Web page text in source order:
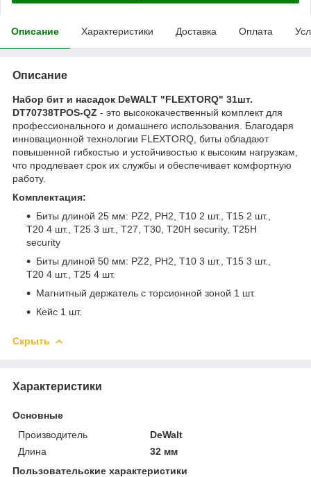
Описание Характеристики Доставка Оплата
Описание
Набор бит и насадок DeWALT "FLEXTORQ" 31шт.
DT70738TPOS-QZ - это высококачественный комплект для
профессионального и домашнего использования. Благодаря
инновационной технологии FLEXTORQ, биты обладают
повышенной гибкостью и устойчивостью к высоким нагрузкам,
что продлевает срок их службы и обеспечивает комфортную
работу.
Комплектация:
Биты длиной 25 мм: PZ2, PH2, T10 2 шт., T15 2 шт.,
T20 4 шт., T25 3 шт., T27, T30, T20H security, T25H
security
Биты длиной 50 мм: PZ2, PH2, T10 3 шт., T15 3 шт.,
T20 4 шт., T25 4 шт.
Магнитный держатель с торсионной зоной 1 шт.
Кейс 1 шт.
Скрыть
Характеристики
Основные
Производитель
DeWalt
Длина
32 мм
Пользовательские характеристики